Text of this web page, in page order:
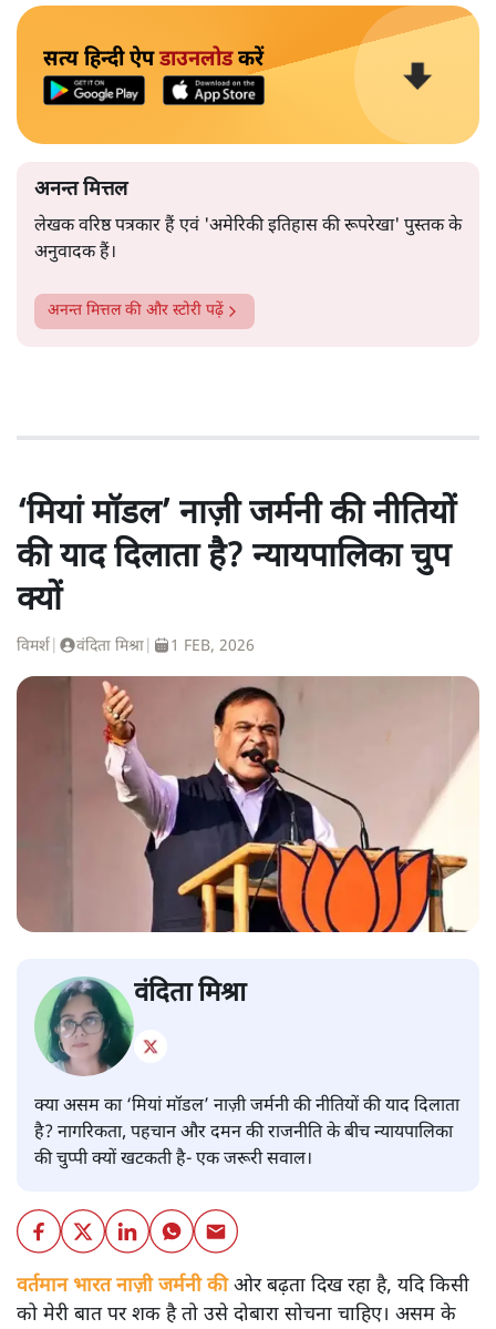
सत्य हिन्दी ऐपडाउनलोडकरें
अनन्त मित्तल
लेखक वरिष्ठ पत्रकार हैं एवं 'अमेरिकी इतिहास की रूपरेखा' पुस्तक के
अनुवादक हैं।
अनन्त मित्तलकी और स्टोरी पढ़ें
‘मियां मॉडल’ नाज़ी जर्मनी की नीतियों
की याद दिलाता है? न्यायपालिका चुप
क्यों
विमर्श वंदिता मिश्रा 1 FEB, 2026
वंदिता मिश्रा
क्या असम का ‘मियां मॉडल’ नाज़ी जर्मनी की नीतियों की याद दिलाता
है? नागरिकता, पहचान और दमन की राजनीति के बीच न्यायपालिका
की चुप्पी क्यों खटकती है- एक जरूरी सवाल।
वर्तमान भारत नाज़ी जर्मनी कीओर बढ़ता दिख रहा है, यदि किसी
को मेरी बात पर शक है तो उसे दोबारा सोचना चाहिए। असम के